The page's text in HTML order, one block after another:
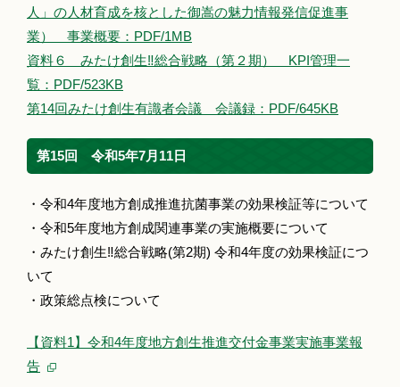
人」の人材育成を核とした御嵩の魅力情報発信促進事
業） 事業概要：PDF/1MB
資料６ みたけ創生‼総合戦略（第２期） KPI管理一
覧：PDF/523KB
第14回みたけ創生有識者会議 会議録：PDF/645KB
第15回 令和5年7月11日
・令和4年度地方創成推進抗菌事業の効果検証等について
・令和5年度地方創成関連事業の実施概要について
・みたけ創生‼総合戦略(第2期) 令和4年度の効果検証につ
いて
・政策総点検について
【資料1】令和4年度地方創生推進交付金事業実施事業報
告